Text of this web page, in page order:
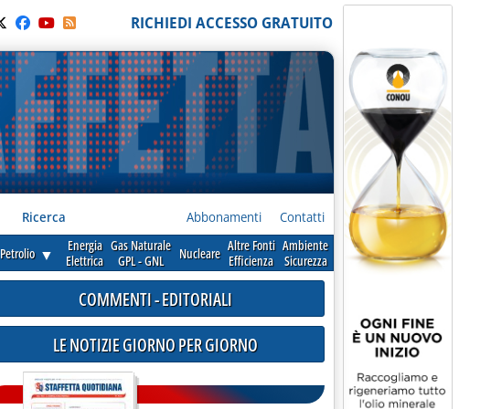
RICHIEDI ACCESSO GRATUITO
Ricerca Abbonamenti Contatti
Petrolio ▼
Energia
Elettrica
Gas Naturale
GPL - GNL
Nucleare Altre Fonti
Efficienza
Ambiente
Sicurezza
COMMENTI - EDITORIALI
LE NOTIZIE GIORNO PER GIORNO